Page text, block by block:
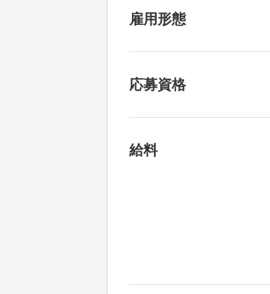
雇用形態
応募資格
給料